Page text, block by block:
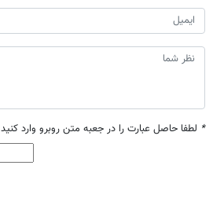
* لطفا حاصل عبارت را در جعبه متن روبرو وارد کنید